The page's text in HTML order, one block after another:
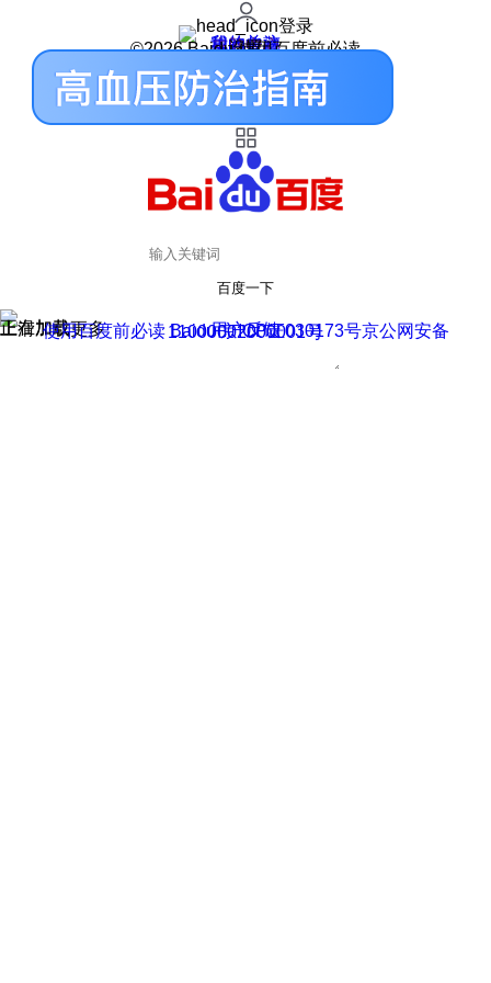
登录
我的关注
我的收藏
皮肤中心
用户反馈
设置
©2026 Baidu 使用百度前必读
百度一下
正在加载
上滑加载更多 用户反馈
使用百度前必读 Baidu 京ICP证030173号
京公网安备11000002000001号